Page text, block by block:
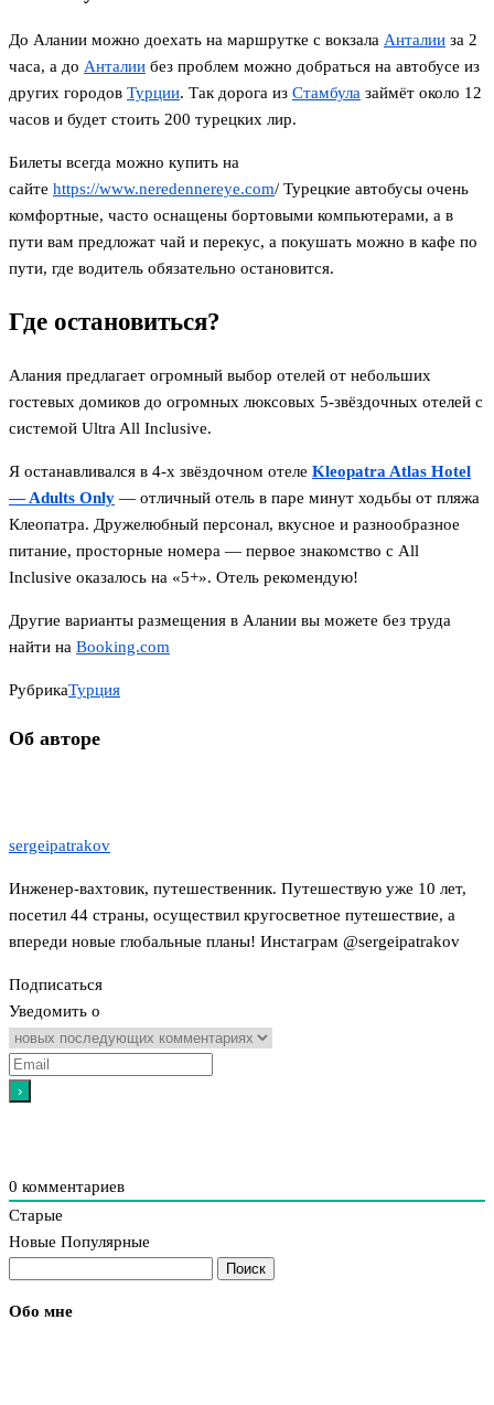
До Алании можно доехать на маршрутке с вокзала Анталии за 2
часа, а до Анталии без проблем можно добраться на автобусе из
других городов Турции. Так дорога из Стамбула займёт около 12
часов и будет стоить 200 турецких лир.
Билеты всегда можно купить на
сайте https://www.neredennereye.com/ Турецкие автобусы очень
комфортные, часто оснащены бортовыми компьютерами, а в
пути вам предложат чай и перекус, а покушать можно в кафе по
пути, где водитель обязательно остановится.
Где остановиться?
Алания предлагает огромный выбор отелей от небольших
гостевых домиков до огромных люксовых 5-звёздочных отелей с
системой Ultra All Inclusive.
Я останавливался в 4-х звёздочном отеле Kleopatra Atlas Hotel
— Adults Only — отличный отель в паре минут ходьбы от пляжа
Клеопатра. Дружелюбный персонал, вкусное и разнообразное
питание, просторные номера — первое знакомство с All
Inclusive оказалось на «5+». Отель рекомендую!
Другие варианты размещения в Алании вы можете без труда
найти на Booking.com
РубрикаТурция
Об авторе
sergeipatrakov
Инженер-вахтовик, путешественник. Путешествую уже 10 лет,
посетил 44 страны, осуществил кругосветное путешествие, а
впереди новые глобальные планы! Инстаграм @sergeipatrakov
Подписаться
Уведомить о
0 комментариев
Старые
Новые Популярные
Обо мне